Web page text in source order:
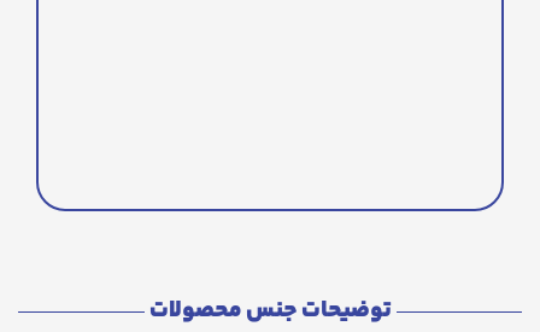
توضیحات جنس محصولات